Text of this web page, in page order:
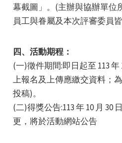
幕截圖」。(主辦與協辦單位
員工與眷屬及本次評審委員
四、活動期程：
(一)徵件期間:即日起至 113 年
上報名及上傳應繳交資料；
投稿)。
(二)得獎公告:113 年 10 月 30
更，將於活動網站公告